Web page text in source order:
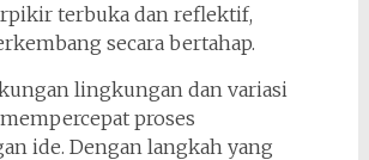
terbuka dan reflektif,
secara bertahap.
lingkungan dan variasi
proses
ide. Dengan langkah yang